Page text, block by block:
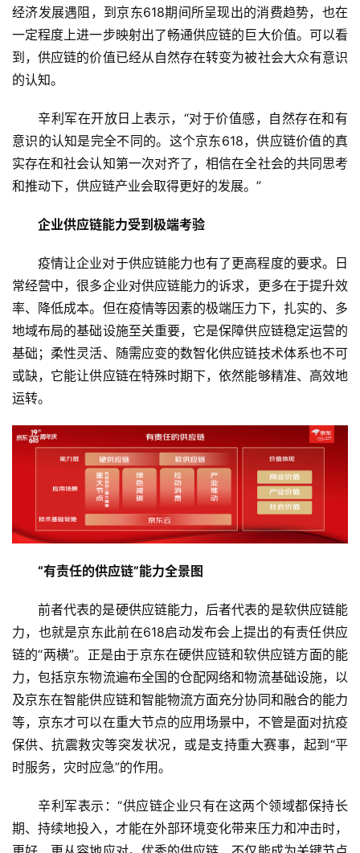
新
G
人
工
智
能
A
科
技
经济发展遇阻，到京东618期间所呈现出的消费趋势，也在
一定程度上进一步映射出了畅通供应链的巨大价值。可以看
到，供应链的价值已经从自然存在转变为被社会大众有意识
的认知。
辛利军在开放日上表示，“对于价值感，自然存在和有
意识的认知是完全不同的。这个京东618，供应链价值的真
实存在和社会认知第一次对齐了，相信在全社会的共同思考
和推动下，供应链产业会取得更好的发展。”
企业供应链能力受到极端考验
疫情让企业对于供应链能力也有了更高程度的要求。日
常经营中，很多企业对供应链能力的诉求，更多在于提升效
率、降低成本。但在疫情等因素的极端压力下，扎实的、多
地域布局的基础设施至关重要，它是保障供应链稳定运营的
基础；柔性灵活、随需应变的数智化供应链技术体系也不可
或缺，它能让供应链在特殊时期下，依然能够精准、高效地
运转。
“有责任的供应链”能力全景图
前者代表的是硬供应链能力，后者代表的是软供应链能
力，也就是京东此前在618启动发布会上提出的有责任供应
链的“两横”。正是由于京东在硬供应链和软供应链方面的能
力，包括京东物流遍布全国的仓配网络和物流基础设施，以
及京东在智能供应链和智能物流方面充分协同和融合的能力
等，京东才可以在重大节点的应用场景中，不管是面对抗疫
保供、抗震救灾等突发状况，或是支持重大赛事，起到“平
时服务，灾时应急”的作用。
辛利军表示：“供应链企业只有在这两个领域都保持长
期、持续地投入，才能在外部环境变化带来压力和冲击时，